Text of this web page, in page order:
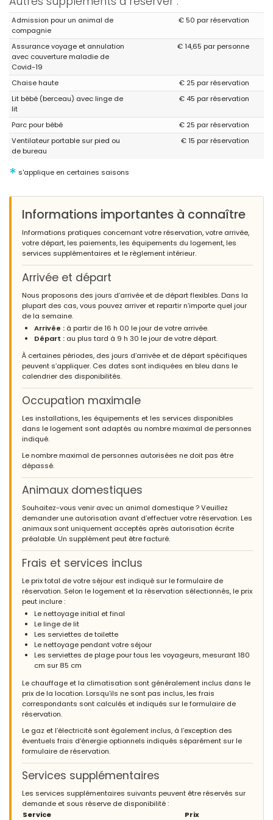
Admission pour un animal de
compagnie
€ 50 par réservation
Assurance voyage et annulation
avec couverture maladie de
Covid-19
€ 14,65 par personne
Chaise haute
€ 25 par réservation
Lit bébé (berceau) avec linge de
lit
€ 45 par réservation
Parc pour bébé
€ 25 par réservation
Ventilateur portable sur pied ou
de bureau
€ 15 par réservation
* s'applique en certaines saisons
Informations importantes à connaître
Informations pratiques concernant votre réservation, votre arrivée,
votre départ, les paiements, les équipements du logement, les
services supplémentaires et le règlement intérieur.
Arrivée et départ
Nous proposons des jours d’arrivée et de départ flexibles. Dans la
plupart des cas, vous pouvez arriver et repartir n’importe quel jour
de la semaine.
Arrivée : à partir de 16 h 00 le jour de votre arrivée.
Départ : au plus tard à 9 h 30 le jour de votre départ.
À certaines périodes, des jours d’arrivée et de départ spécifiques
peuvent s’appliquer. Ces dates sont indiquées en bleu dans le
calendrier des disponibilités.
Occupation maximale
Les installations, les équipements et les services disponibles
dans le logement sont adaptés au nombre maximal de personnes
indiqué.
Le nombre maximal de personnes autorisées ne doit pas être
dépassé.
Animaux domestiques
Souhaitez-vous venir avec un animal domestique ? Veuillez
demander une autorisation avant d’effectuer votre réservation. Les
animaux sont uniquement acceptés après autorisation écrite
préalable. Un supplément peut être facturé.
Frais et services inclus
Le prix total de votre séjour est indiqué sur le formulaire de
réservation. Selon le logement et la réservation sélectionnés, le prix
peut inclure :
Le nettoyage initial et final
Le linge de lit
Les serviettes de toilette
Le nettoyage pendant votre séjour
Les serviettes de plage pour tous les voyageurs, mesurant 180
cm sur 85 cm
Le chauffage et la climatisation sont généralement inclus dans le
prix de la location. Lorsqu’ils ne sont pas inclus, les frais
correspondants sont calculés et indiqués sur le formulaire de
réservation.
Le gaz et l’électricité sont également inclus, à l’exception des
éventuels frais d’énergie optionnels indiqués séparément sur le
formulaire de réservation.
Services supplémentaires
Les services supplémentaires suivants peuvent être réservés sur
demande et sous réserve de disponibilité :
Service
Prix